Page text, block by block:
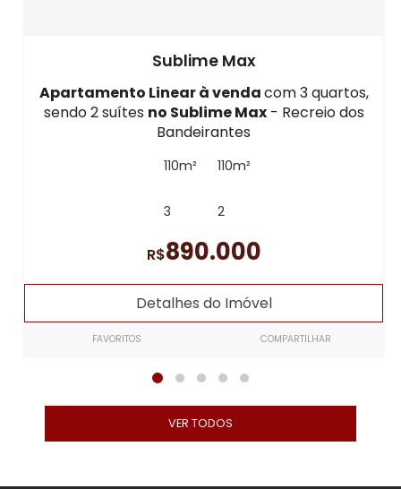
Sublime Max
Apartamento Linear à vendacom 3 quartos,
sendo 2 suítes no Sublime Max- Recreio dos
Bandeirantes
110m² 110m²
3 2
R$890.000
Detalhes do Imóvel
FAVORITOS COMPARTILHAR
VER TODOS